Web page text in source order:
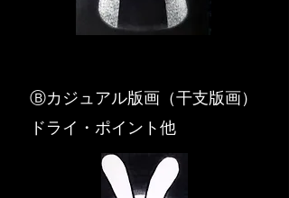
​Ⓑカジュアル版画（干支版画）
ドライ・ポイント他